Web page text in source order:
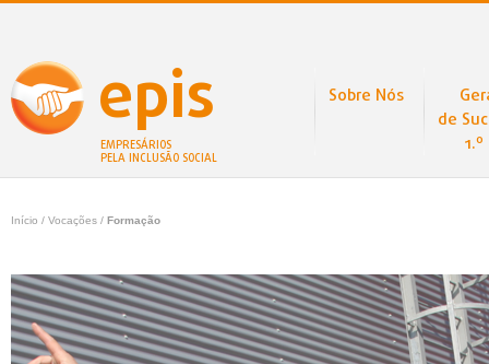
epis
EMPRESÁRIOS
PELA INCLUSÃO SOCIAL
Sobre Nós
de
Início / Vocações / Formação